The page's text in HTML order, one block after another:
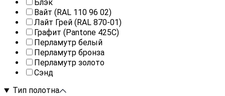
Блэк
Вайт (RAL 110 96 02)
Лайт Грей (RAL 870-01)
Графит (Pantone 425С)
Перламутр белый
Перламутр бронза
Перламутр золото
Сэнд
Тип полотна